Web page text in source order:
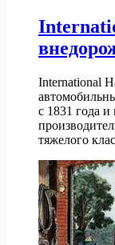
International
с 1831 года и
тяжелого